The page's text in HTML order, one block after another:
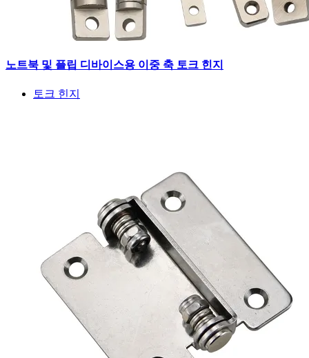
노트북 및 플립 디바이스용 이중 축 토크 힌지
토크 힌지